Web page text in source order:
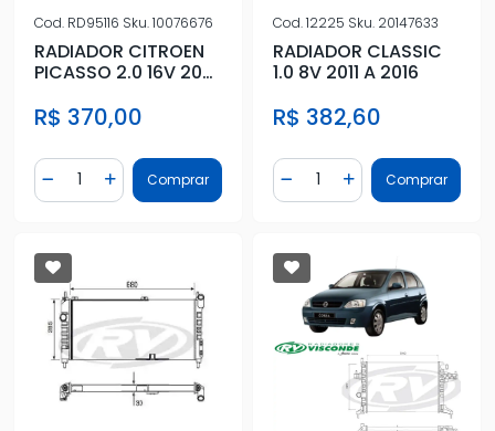
Cod. RD95116 Sku.10076676
RADIADOR CITROEN
PICASSO 2.0 16V 2001
R$ 370,00
Diminuir Quantidade
Quantidade
Adicionar Quantidade
Comprar
Cod.12225 Sku. 20147633
RADIADOR CLASSIC
1.0 8V 2011 A 2016
R$ 382,60
Diminuir Quantidade
Quantidade
AdicionarComprar